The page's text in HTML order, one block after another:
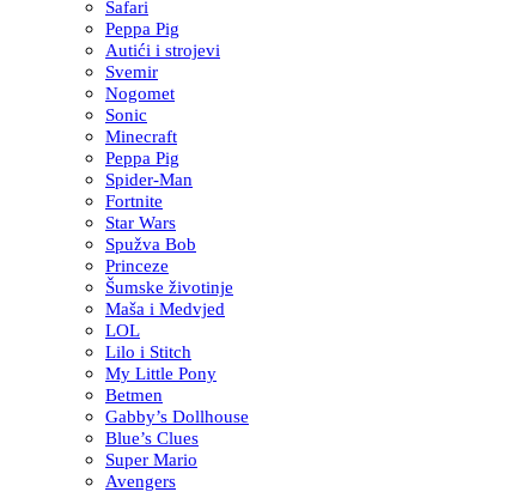
Safari
Peppa Pig
Autići i strojevi
Svemir
Nogomet
Sonic
Minecraft
Peppa Pig
Spider-Man
Fortnite
Star Wars
Spužva Bob
Princeze
Šumske životinje
Maša i Medvjed
LOL
Lilo i Stitch
My Little Pony
Betmen
Gabby’s Dollhouse
Blue’s Clues
Super Mario
Avengers